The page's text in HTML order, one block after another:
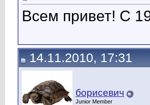
Всем привет! С
14.11.2010, 17:31
борисевич
Junior Member